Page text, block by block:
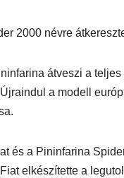
2000 névre
átveszi a teljes
a modell
és a Pininfarina
elkészítette a